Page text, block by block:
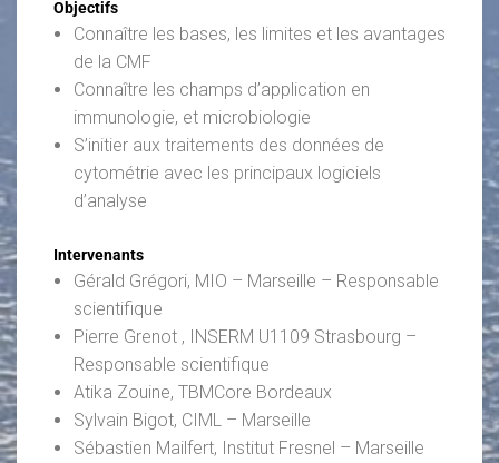
Objectifs
Connaître les bases, les limites et les avantages
de la CMF
Connaître les champs d’application en
immunologie, et microbiologie
S’initier aux traitements des données de
cytométrie avec les principaux logiciels
d’analyse
Intervenants
Gérald Grégori, MIO – Marseille – Responsable
scientifique
Pierre Grenot , INSERM U1109 Strasbourg –
Responsable scientifique
Atika Zouine, TBMCore Bordeaux
Sylvain Bigot, CIML – Marseille
Sébastien Mailfert, Institut Fresnel – Marseille